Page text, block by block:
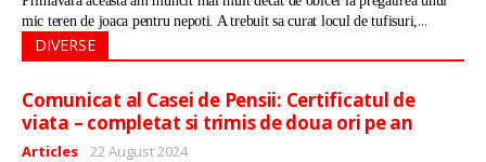
mic teren de joaca pentru nepoti. A trebuit sa curat locul de tufisuri,...
DIVERSE
Comunicat al Casei de Pensii: Certificatul de
viata – completat si trimis de doua ori pe an
Detalii
Articles 22 August 2024